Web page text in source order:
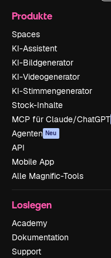
Produkte
Spaces
KI-Assistent
KI-Bildgenerator
KI-Videogenerator
KI-Stimmengenerator
Stock-Inhalte
MCP für Claude/ChatGPT
Agenten Neu
API
Mobile App
Alle Magnific-Tools
Loslegen
Academy
Dokumentation
Support